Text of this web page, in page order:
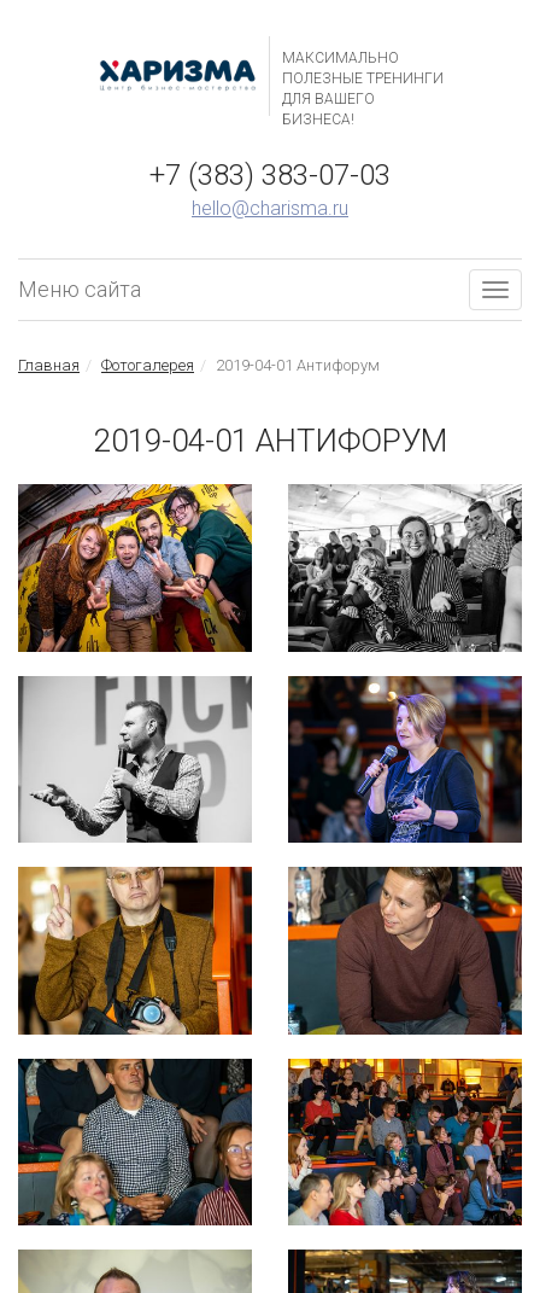
МАКСИМАЛЬНО
ПОЛЕЗНЫЕ ТРЕНИНГИ
ДЛЯ ВАШЕГО
БИЗНЕСА!
+7 (383) 383-07-03
hello@charisma.ru
Меню сайта
Главная Фотогалерея 2019-04-01 Антифорум
2019-04-01 АНТИФОРУМ